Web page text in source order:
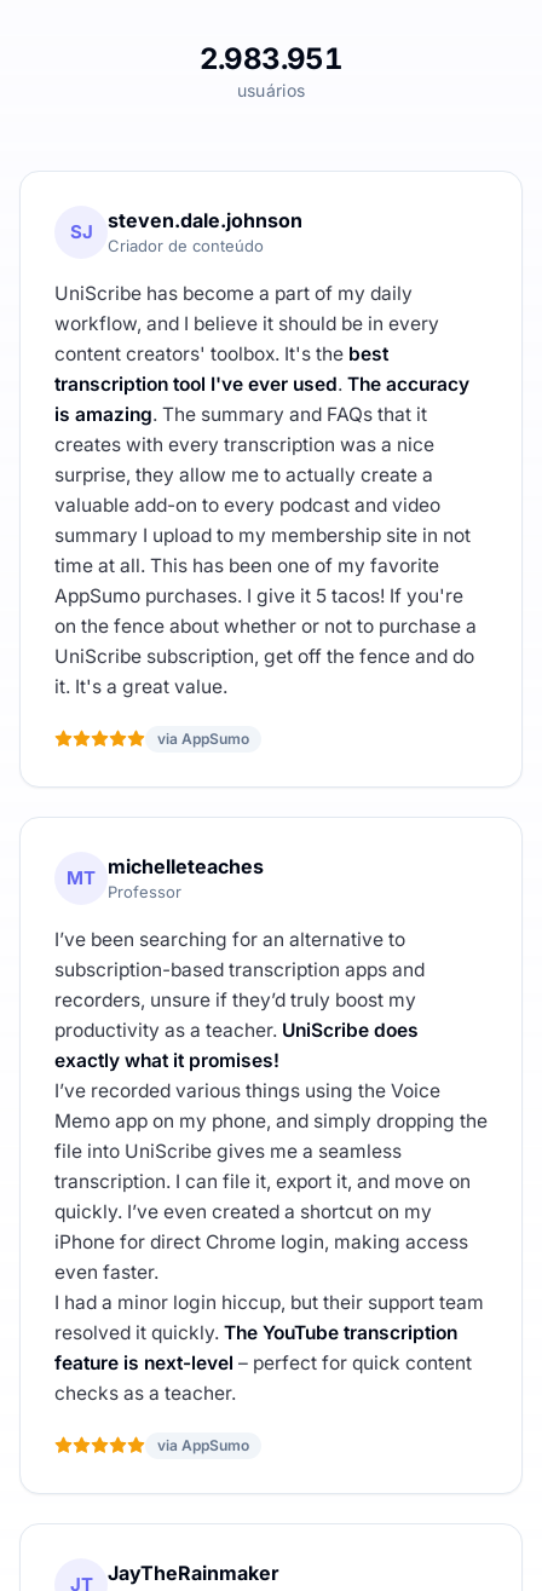
2.983.951
usuários
SJ steven.dale.johnson
Criador de conteúdo
UniScribe has become a part of my daily
workflow, and I believe it should be in every
content creators' toolbox. It's the best
transcription tool I've ever used. The accuracy
is amazing. The summary and FAQs that it
creates with every transcription was a nice
surprise, they allow me to actually create a
valuable add-on to every podcast and video
summary I upload to my membership site in not
time at all. This has been one of my favorite
AppSumo purchases. I give it 5 tacos! If you're
on the fence about whether or not to purchase a
UniScribe subscription, get off the fence and do
it. It's a great value.
via AppSumo
MT michelleteaches
Professor
I’ve been searching for an alternative to
subscription-based transcription apps and
recorders, unsure if they’d truly boost my
productivity as a teacher. UniScribe does
exactly what it promises!
I’ve recorded various things using the Voice
Memo app on my phone, and simply dropping the
file into UniScribe gives me a seamless
transcription. I can file it, export it, and move on
quickly. I’ve even created a shortcut on my
iPhone for direct Chrome login, making access
even faster.
I had a minor login hiccup, but their support team
resolved it quickly. The YouTube transcription
feature is next-level – perfect for quick content
checks as a teacher.
via AppSumo
JT JayTheRainmaker